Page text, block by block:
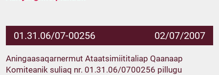
01.31.06/07-00256 02/07/2007
Aningaasaqarnermut Ataatsimiititaliap Qaanaap
Komiteanik suliaq nr. 01.31.06/0700256 pillugu